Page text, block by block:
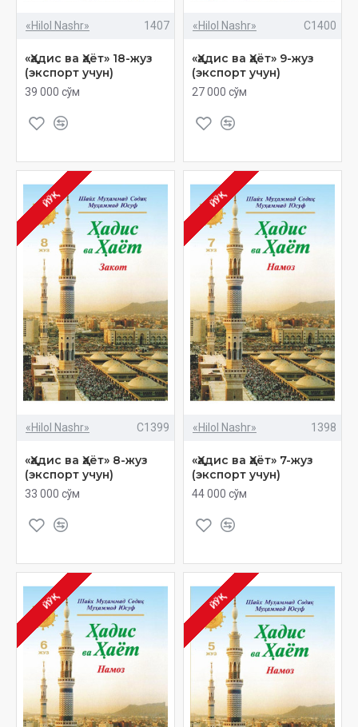
«Hilol Nashr» 1407
«Ҳадис ва Ҳаёт» 18-жуз
(экспорт учун)
39 000 сўм
«Hilol Nashr» C1400
«Ҳадис ва Ҳаёт» 9-жуз
(экспорт учун)
27 000 сўм
ЙЎҚ
«Hilol Nashr» C1399
«Ҳадис ва Ҳаёт» 8-жуз
(экспорт учун)
33 000 сўм
ЙЎҚ
«Hilol Nashr» 1398
«Ҳадис ва Ҳаёт» 7-жуз
(экспорт учун)
44 000 сўм
ЙЎҚ ЙЎҚ